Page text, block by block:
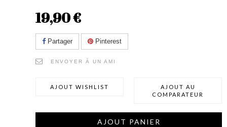
19,90 €
Partager Pinterest
ENVOYER À UN AMI
AJOUT WISHLIST
AJOUT AU
COMPARATEUR
AJOUT PANIER